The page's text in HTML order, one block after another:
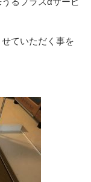
ていただく事を